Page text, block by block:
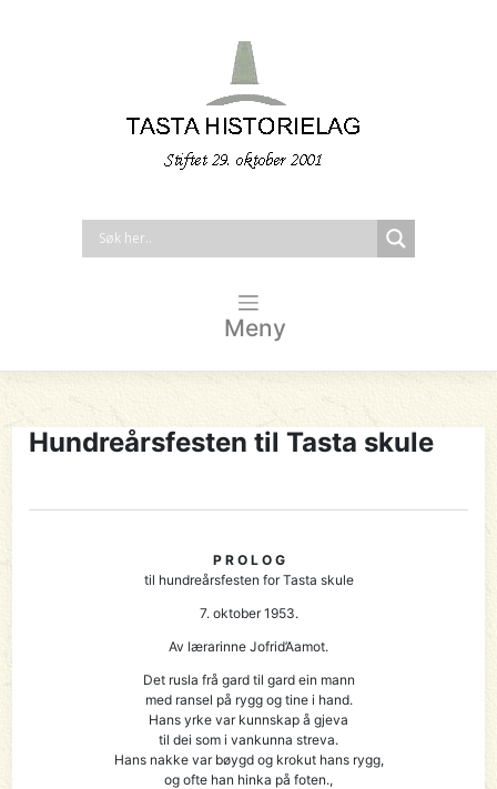
Meny
Hundreårsfesten til Tasta skule
P R O L O G
til hundreårsfesten for Tasta skule
7. oktober 1953.
Av lærarinne Jofrid’Aamot.
Det rusla frå gard til gard ein mann
med ransel på rygg og tine i hand.
Hans yrke var kunnskap å gjeva
til dei som i vankunna streva.
Hans nakke var bøygd og krokut hans rygg,
og ofte han hinka på foten.,